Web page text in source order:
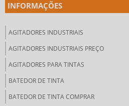
INFORMAÇÕES
AGITADORES INDUSTRIAIS
AGITADORES INDUSTRIAIS PREÇO
AGITADORES PARA TINTAS
BATEDOR DE TINTA
BATEDOR DE TINTA COMPRAR